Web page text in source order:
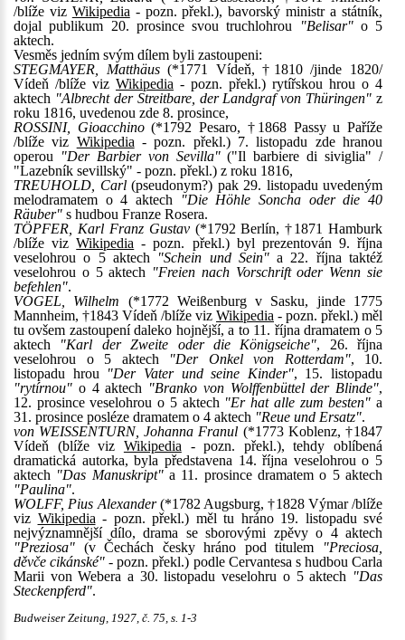
/blíže viz Wikipedia - pozn. překl.), bavorský ministr a státník,
dojal publikum 20. prosince svou truchlohrou
"Belisar"o 5
aktech.
Vesměs jedním svým dílem byli zastoupeni:
STEGMAYER, Matthäus(*1771 Vídeň, †1810 /jinde 1820/
Vídeň /blíže viz Wikipedia - pozn. překl.) rytířskou hrou o 4
aktech "Albrecht der Streitbare, der Landgraf von Thüringen" z
roku 1816, uvedenou zde 8. prosince,
ROSSINI, Gioacchino(*1792 Pesaro, †1868 Passy u Paříže
/blíže viz Wikipedia - pozn. překl.) 7. listopadu zde hranou
operou
"Der Barbier von Sevilla"("Il barbiere di siviglia" /
"Lazebník sevillský" - pozn. překl.) z roku 1816,
TREUHOLD, Carl(pseudonym?) pak 29. listopadu uvedeným
melodramatem o 4 aktech
"Die Höhle Soncha oder die 40
Räuber" s hudbou Franze Rosera.
TÖPFER, Karl Franz Gustav(*1792 Berlín, †1871 Hamburk
/blíže vizWikipedia - pozn. překl.) byl prezentován 9. října
veselohrou o 5 aktech
"Schein und Sein"a 22. října taktéž
veselohrou o 5 aktech "Freien nach Vorschrift oder Wenn sie
befehlen".
VOGEL, Wilhelm (*1772 Weißenburg v Sasku, jinde 1775
Mannheim, †1843 Vídeň /blíže viz Wikipedia - pozn. překl.) měl
tu ovšem zastoupení daleko hojnější, a to 11. října dramatem o 5
aktech "Karl der Zweite oder die Königseiche", 26. října
veselohrou o 5 aktech
"Der Onkel von Rotterdam", 10.
listopadu hrou
"Der Vater und seine Kinder", 15. listopadu
"rytírnou" o 4 aktech "Branko von Wolffenbüttel der Blinde",
12. prosince veselohrou o 5 aktech "Er hat alle zum besten" a
31. prosince posléze dramatem o 4 aktech "Reue und Ersatz".
von WEISSENTURN, Johanna Franul (*1773 Koblenz, †1847
Vídeň (blíže viz Wikipedia - pozn. překl.), tehdy oblíbená
dramatická autorka, byla představena 14. října veselohrou o 5
aktech "Das Manuskript"a 11. prosince dramatem o 5 aktech
"Paulina".
WOLFF, Pius Alexander(*1782 Augsburg, †1828 Výmar /blíže
viz Wikipedia - pozn. překl.) měl tu hráno 19. listopadu své
nejvýznamnější dílo, drama se sborovými zpěvy o 4 aktech
"Preziosa" (v Čechách česky hráno pod titulem
"Preciosa,
děvče cikánské" - pozn. překl.) podle Cervantesa s hudbou Carla
Marii von Webera a 30. listopadu veselohru o 5 aktech "Das
Steckenpferd".
Budweiser Zeitung, 1927, č. 75, s. 1-3